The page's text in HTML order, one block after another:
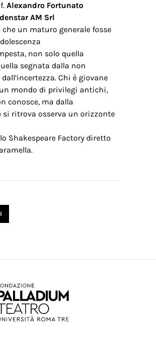
Alexandro Fortunato
AM Srl
che un maturo generale fosse
non solo quella
segnata dalla non
Chi è giovane
mondo di privilegi antichi,
conosce, ma dalla
si ritrova osserva un orizzonte
Shakespeare Factory diretto